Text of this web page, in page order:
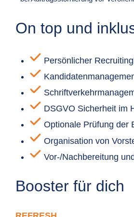
On top und
Persönlicher
DSGVO Sicherheit im
Optionale Prüfung der
Organisation von
Vor-/Nachbereitung
Booster für dich